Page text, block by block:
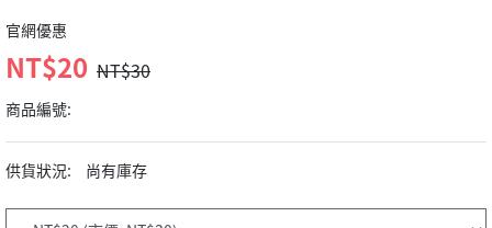
官網優惠
NT$20 NT$30
商品編號:
供貨狀況: 尚有庫存